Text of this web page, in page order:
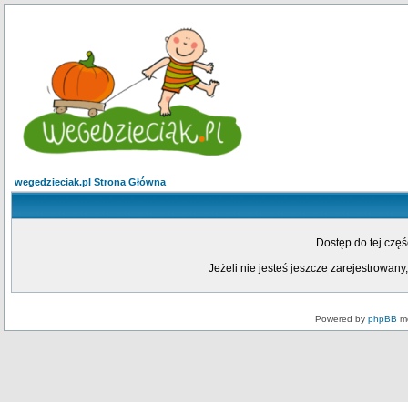
wegedzieciak.pl Strona Główna
Dostęp do tej
Jeżeli nie jesteś jeszcze
Powered by phpBB